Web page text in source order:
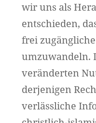
wir uns als
entschieden,
frei
umzuwandeln.
veränderten
derjenigen
verlässliche